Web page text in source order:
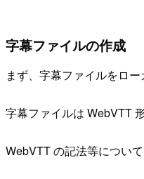
字幕ファイルの作成
まず、字幕ファイルをロー
字幕ファイルは WebVTT
WebVTT の記法等につい